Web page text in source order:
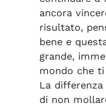
ancora
risultato,
bene e
grande,
mondo che ti
La differenza
di non